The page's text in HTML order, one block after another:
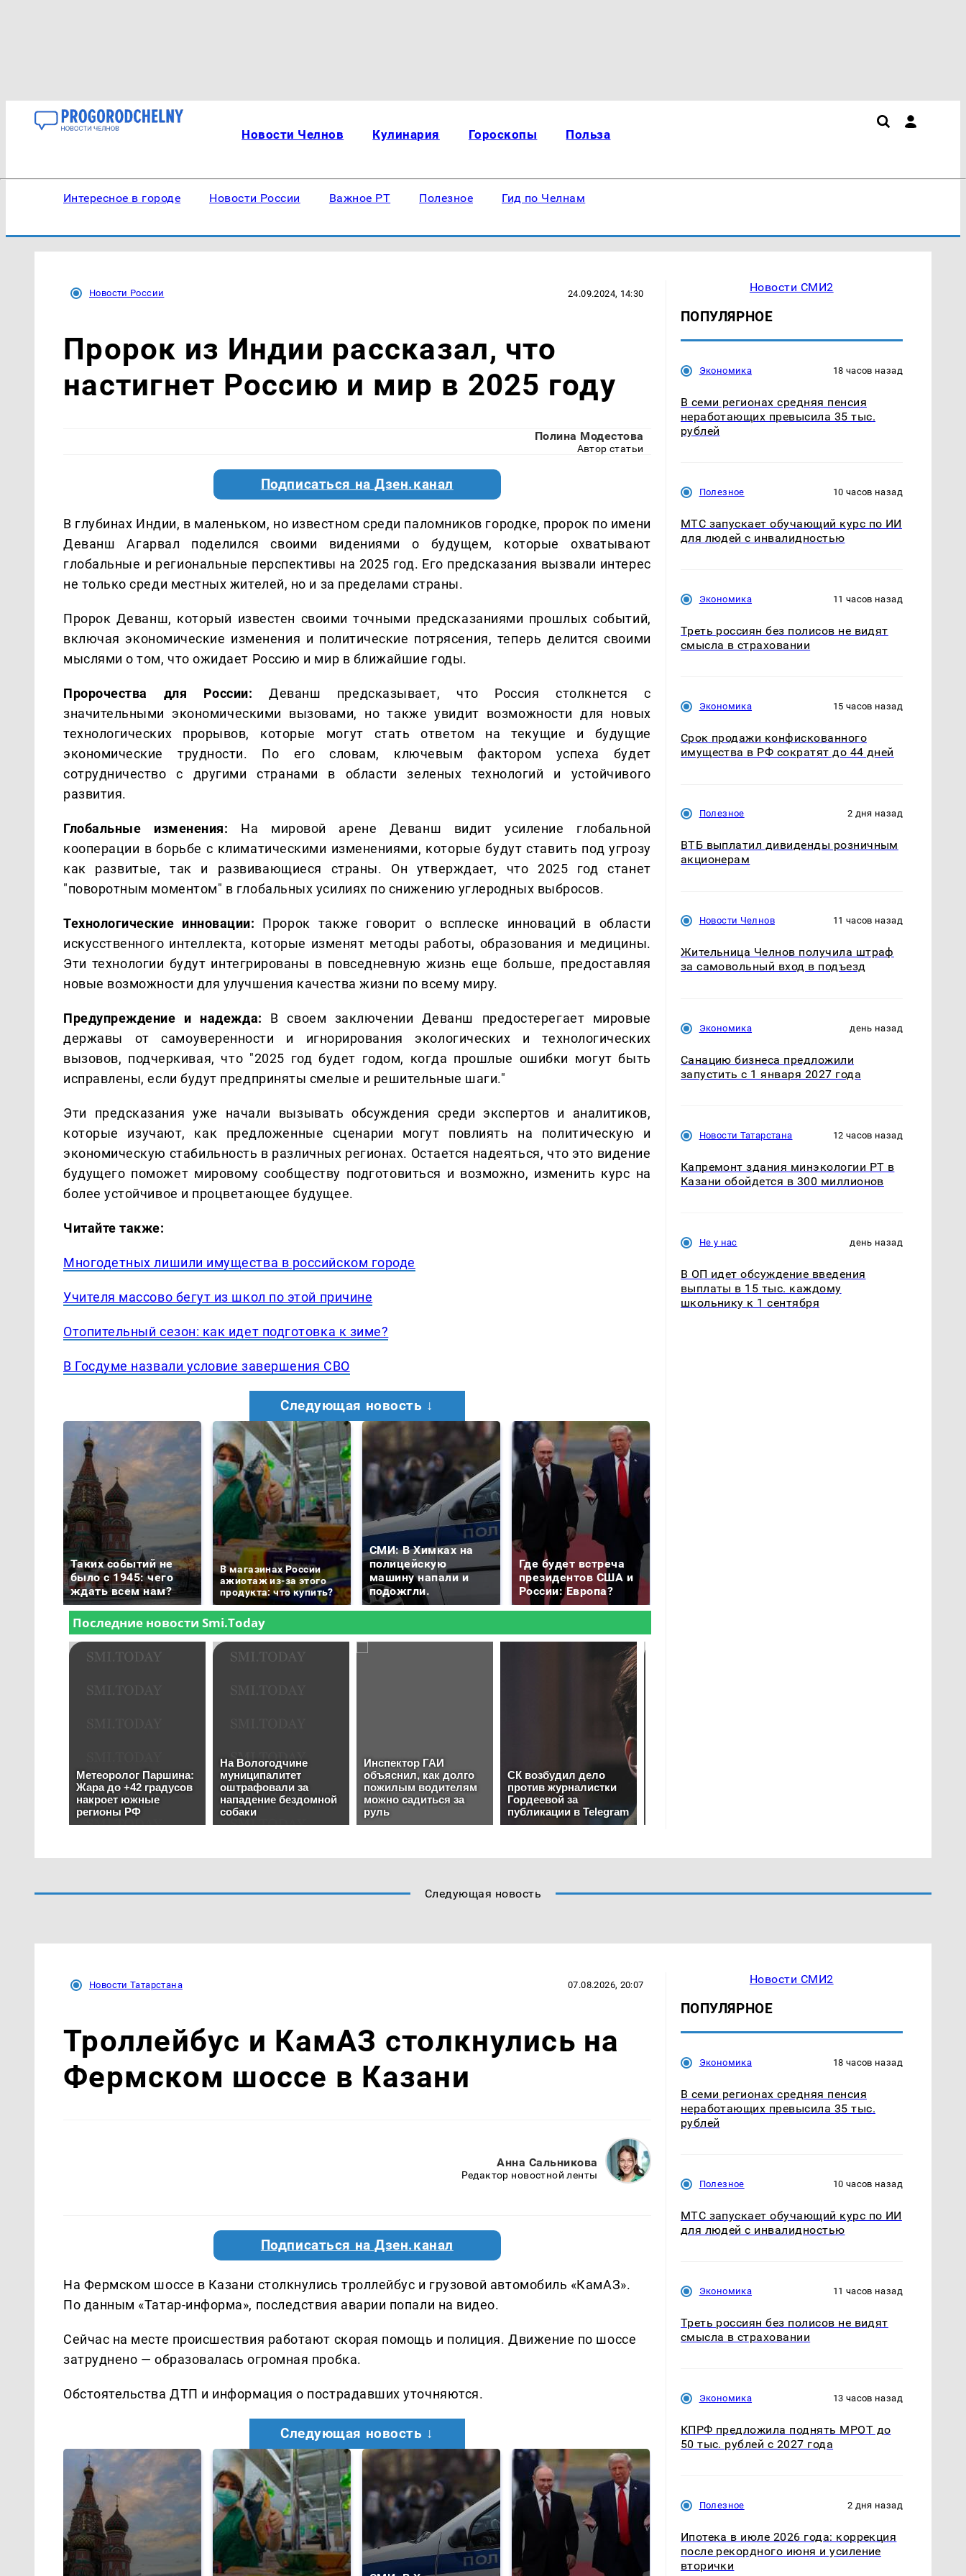
Новости Челнов Кулинария Гороскопы Польза
Интересное в городе Новости России Важное РТ Полезное Гид по Челнам
Новости России 24.09.2024, 14:30
Пророк из Индии рассказал, что
настигнет Россию и мир в 2025 году
Полина Модестова
Автор статьи
Подписаться на Дзен.канал
В глубинах Индии, в маленьком, но известном среди паломников городке, пророк по имени
Деванш Агарвал поделился своими видениями о будущем, которые охватывают
глобальные и региональные перспективы на 2025 год. Его предсказания вызвали интерес
не только среди местных жителей, но и за пределами страны.
Пророк Деванш, который известен своими точными предсказаниями прошлых событий,
включая экономические изменения и политические потрясения, теперь делится своими
мыслями о том, что ожидает Россию и мир в ближайшие годы.
Пророчества для России: Деванш предсказывает, что Россия столкнется с
значительными экономическими вызовами, но также увидит возможности для новых
технологических прорывов, которые могут стать ответом на текущие и будущие
экономические трудности. По его словам, ключевым фактором успеха будет
сотрудничество с другими странами в области зеленых технологий и устойчивого
развития.
Глобальные изменения: На мировой арене Деванш видит усиление глобальной
кооперации в борьбе с климатическими изменениями, которые будут ставить под угрозу
как развитые, так и развивающиеся страны. Он утверждает, что 2025 год станет
"поворотным моментом" в глобальных усилиях по снижению углеродных выбросов.
Технологические инновации: Пророк также говорит о всплеске инноваций в области
искусственного интеллекта, которые изменят методы работы, образования и медицины.
Эти технологии будут интегрированы в повседневную жизнь еще больше, предоставляя
новые возможности для улучшения качества жизни по всему миру.
Предупреждение и надежда: В своем заключении Деванш предостерегает мировые
державы от самоуверенности и игнорирования экологических и технологических
вызовов, подчеркивая, что "2025 год будет годом, когда прошлые ошибки могут быть
исправлены, если будут предприняты смелые и решительные шаги."
Эти предсказания уже начали вызывать обсуждения среди экспертов и аналитиков,
которые изучают, как предложенные сценарии могут повлиять на политическую и
экономическую стабильность в различных регионах. Остается надеяться, что это видение
будущего поможет мировому сообществу подготовиться и возможно, изменить курс на
более устойчивое и процветающее будущее.
Читайте также:
Многодетных лишили имущества в российском городе
Учителя массово бегут из школ по этой причине
Отопительный сезон: как идет подготовка к зиме?
В Госдуме назвали условие завершения СВО
Следующая новость ↓
Таких событий не
было с 1945: чего
ждать всем нам?
В магазинах России
ажиотаж из-за этого
продукта: что купить?
СМИ: В Химках на
полицейскую
машину напали и
подожгли.
Где будет встреча
президентов США и
России: Европа?
Новости СМИ2
ПОПУЛЯРНОЕ
Экономика 18 часов назад
В семи регионах средняя пенсия
неработающих превысила 35 тыс.
рублей
Полезное 10 часов назад
МТС запускает обучающий курс по ИИ
для людей с инвалидностью
Экономика 11 часов назад
Треть россиян без полисов не видят
смысла в страховании
Экономика 15 часов назад
Срок продажи конфискованного
имущества в РФ сократят до 44 дней
Полезное 2 дня назад
ВТБ выплатил дивиденды розничным
акционерам
Новости Челнов 11 часов назад
Жительница Челнов получила штраф
за самовольный вход в подъезд
Экономика день назад
Санацию бизнеса предложили
запустить с 1 января 2027 года
Новости Татарстана 12 часов назад
Капремонт здания минэкологии РТ в
Казани обойдется в 300 миллионов
Не у нас день назад
В ОП идет обсуждение введения
выплаты в 15 тыс. каждому
школьнику к 1 сентября
Следующая новость
Новости Татарстана 07.08.2026, 20:07
Троллейбус и КамАЗ столкнулись на
Фермском шоссе в Казани
Анна Сальникова
Редактор новостной ленты
Подписаться на Дзен.канал
На Фермском шоссе в Казани столкнулись троллейбус и грузовой автомобиль «КамАЗ».
По данным «Татар-информа», последствия аварии попали на видео.
Сейчас на месте происшествия работают скорая помощь и полиция. Движение по шоссе
затруднено — образовалась огромная пробка.
Обстоятельства ДТП и информация о пострадавших уточняются.
Следующая новость ↓
Новости СМИ2
ПОПУЛЯРНОЕ
Экономика 18 часов назад
В семи регионах средняя пенсия
неработающих превысила 35 тыс.
рублей
Полезное 10 часов назад
МТС запускает обучающий курс по ИИ
для людей с инвалидностью
Экономика 11 часов назад
Треть россиян без полисов не видят
смысла в страховании
Экономика 13 часов назад
КПРФ предложила поднять МРОТ до
50 тыс. рублей с 2027 года
Полезное 2 дня назад
Ипотека в июле 2026 года: коррекция
после рекордного июня и усиление
вторички